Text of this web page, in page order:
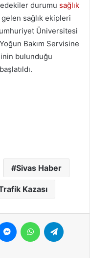
durumu sağlık
sağlık ekipleri
Üniversitesi
Bakım Servisine
bulunduğu
Sivas Haber
Kazası
MessengerWhatsApp